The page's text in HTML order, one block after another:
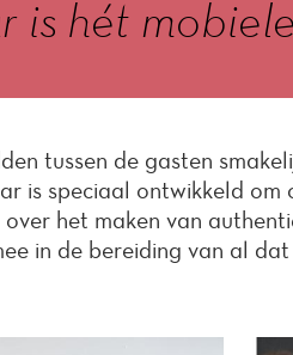
is hét
tussen de gasten
is speciaal ontwikkeld
het maken van
in de bereiding van al dat